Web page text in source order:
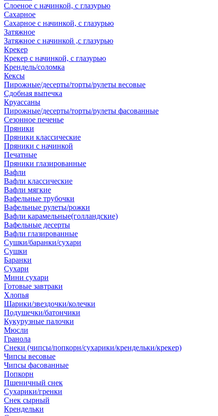
Слоеное с начинкой, с глазурью
Сахарное
Сахарное с начинкой, с глазурью
Затяжное
Затяжное с начинкой ,с глазурью
Крекер
Крекер с начинкой, с глазурью
Крендель/соломка
Кексы
Пирожные/десерты/торты/рулеты весовые
Сдобная выпечка
Круассаны
Пирожные/десерты/торты/рулеты фасованные
Сезонное печенье
Пряники
Пряники классические
Пряники с начинкой
Печатные
Пряники глазированные
Вафли
Вафли классические
Вафли мягкие
Вафельные трубочки
Вафельные рулеты/рожки
Вафли карамельные(голландские)
Вафельные десерты
Вафли глазированные
Сушки/баранки/сухари
Сушки
Баранки
Сухари
Мини сухари
Готовые завтраки
Хлопья
Шарики/звездочки/колечки
Подушечки/батончики
Кукурузные палочки
Мюсли
Гранола
Снеки (чипсы/попкорн/сухарики/крендельки/крекер)
Чипсы весовые
Чипсы фасованные
Попкорн
Пшеничный снек
Сухарики/гренки
Снек сырный
Крендельки